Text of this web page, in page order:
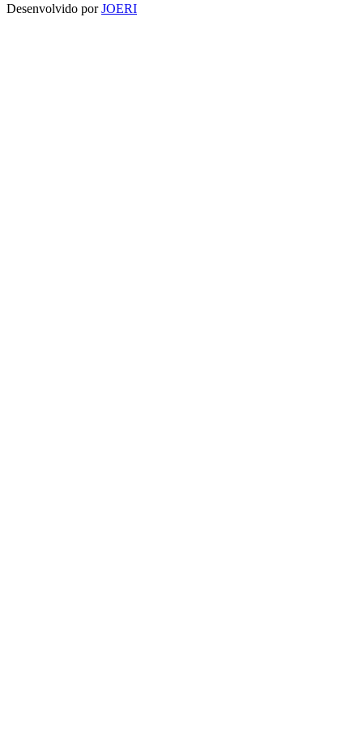
Desenvolvido porJOERI